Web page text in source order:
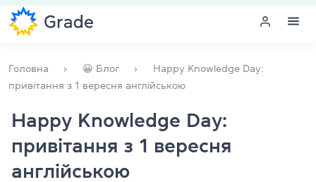
Навчання для викладачів
Англійська для компаній
Головна 😀 Блог
Happy Knowledge Day:
привітання з 1 вересня англійською
Happy Knowledge Day:
привітання з 1 вересня
англійською